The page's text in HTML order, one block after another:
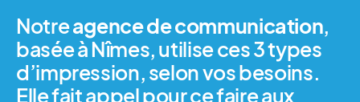
Notreagence de communication,
basée à Nîmes, utilise ces 3 types
d’impression, selon vos besoins.
Elle fait appel pour ce faire aux